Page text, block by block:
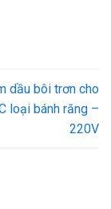
dầu bôi trơn cho
loại bánh răng –
220V